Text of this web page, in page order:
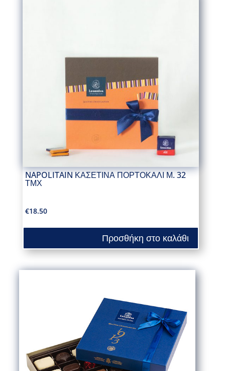
NAPOLITAIN ΚΑΣΕΤΙΝΑ ΠΟΡΤΟΚΑΛΙ Μ. 32
ΤΜΧ
€18.50
Προσθήκη στο καλάθι